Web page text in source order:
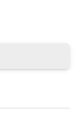
в интернет-
максимально
гораздо